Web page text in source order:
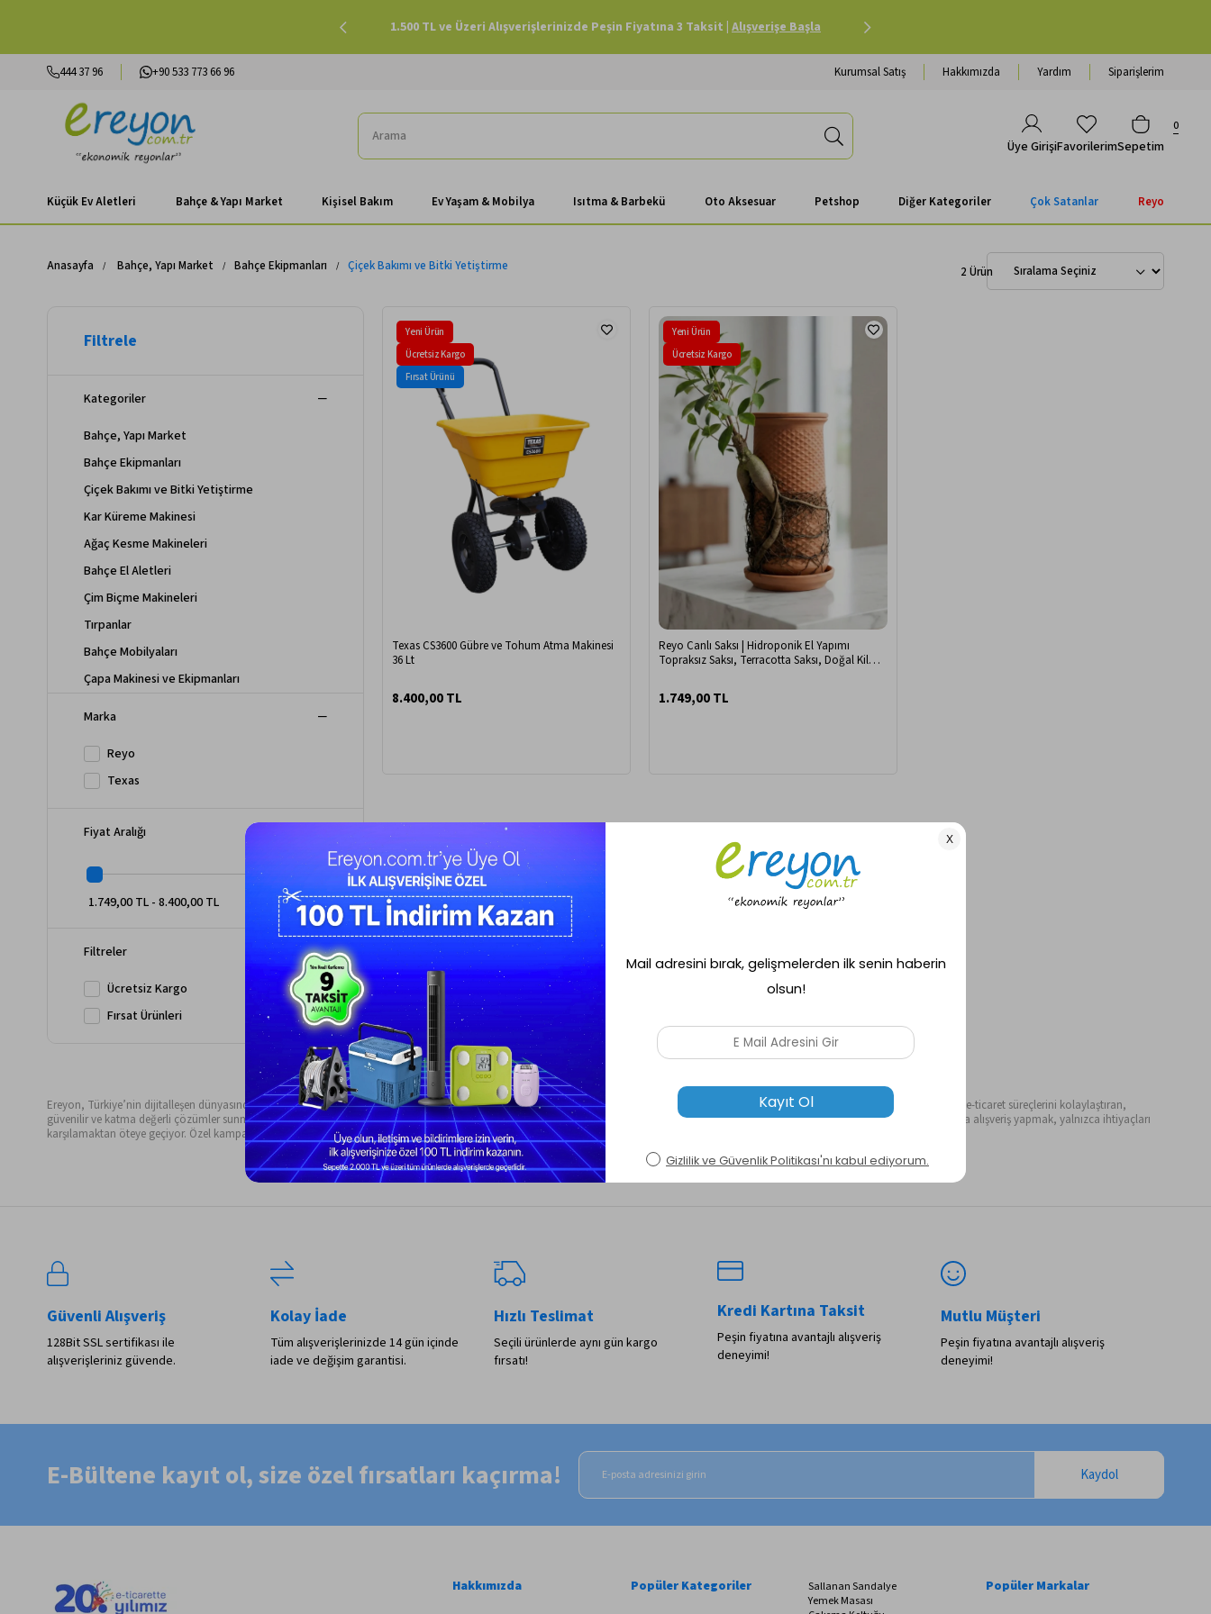
1.500 TL ve Üzeri Alışverişlerinizde Peşin Fiyatına 3 Taksit | Alışverişe Başla
444 37 96 +90 533 773 66 96 Kurumsal Satış Hakkımızda Yardım Siparişlerim
Üye GirişiFavorilerimSepetim
0
Küçük Ev Aletleri Bahçe & Yapı Market Kişisel Bakım Ev Yaşam & Mobilya Isıtma & Barbekü Oto Aksesuar Petshop Diğer Kategoriler Çok Satanlar Reyo
Anasayfa Bahçe, Yapı Market Bahçe Ekipmanları Çiçek Bakımı ve Bitki Yetiştirme
Kategoriler
Bahçe, Yapı Market
Bahçe Ekipmanları
Çiçek Bakımı ve Bitki Yetiştirme
Kar Küreme Makinesi
Ağaç Kesme Makineleri
Bahçe El Aletleri
Çim Biçme Makineleri
Tırpanlar
Bahçe Mobilyaları
Çapa Makinesi ve Ekipmanları
Hırdavat Ve Bahçe Ürünleri
Bahçe Aksesuarları
Yaprak Toplama / Üfleme Makineleri
Çim Havalandırma Makineleri
Bahçe Sulama Sistemleri
Marka
Reyo
Texas
Fiyat Aralığı
1.749,00 TL - 8.400,00 TL
Filtreler
Ücretsiz Kargo
Fırsat Ürünleri
2 Ürün
Texas CS3600 Gübre ve Tohum Atma Makinesi
36 Lt
8.400,00 TL
Yeni Ürün
Ücretsiz Kargo
Fırsat Ürünü
Reyo Canlı Saksı | Hidroponik El Yapımı
Topraksız Saksı, Terracotta Saksı, Doğal Kil
1.749,00 TL
Yeni Ürün
Ücretsiz Kargo
Ereyon, Türkiye’nin dijitalleşen dünyasında öne çıkan başarılı online alışveriş platformlarından biridir. 20 yılı aşkın sektörel tecrübesiyle Ereyon, bireysel kullanıcılar ve kurumsal iş ortakları için e-ticaret süreçlerini kolaylaştıran,
güvenilir ve katma değerli çözümler sunmaya devam etmektedir. Hayatın her alanına dokunan ürün yelpazesiyle, kullanıcılarına kaliteli, güvenli ve kolay bir alışveriş deneyimi sunar. Ereyon’da alışveriş yapmak, yalnızca ihtiyaçları
karşılamaktan öteye geçiyor. Özel kampanyalar, dönemsel indirimler, kurumsal çözümler ve teknik destek hizmetleri ile alışveriş deneyimi her zaman avantajlı ve tatmin edici hale geliyor.
Güvenli Alışveriş
128Bit SSL sertifikası ile
alışverişleriniz güvende.
Kolay İade
Tüm alışverişlerinizde 14 gün içinde
iade ve değişim garantisi.
Hızlı Teslimat
Seçili ürünlerde aynı gün kargo
fırsatı!
Kredi Kartına Taksit
Peşin fiyatına avantajlı alışveriş
deneyimi!
Mutlu Müşteri
Peşin fiyatına avantajlı alışveriş
deneyimi!
E-Bültene kayıt ol, size özel fırsatları kaçırma! Kaydol
Hakkımızda Popüler Kategoriler
Sallanan Sandalye
Yemek Masası
Popüler Markalar